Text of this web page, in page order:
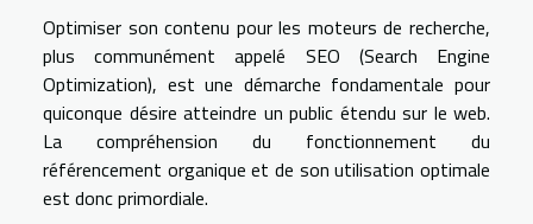
Optimiser son contenu pour les moteurs de recherche,
plus communément appelé SEO (Search Engine
Optimization), est une démarche fondamentale pour
quiconque désire atteindre un public étendu sur le web.
La compréhension du fonctionnement du
référencement organique et de son utilisation optimale
est donc primordiale.